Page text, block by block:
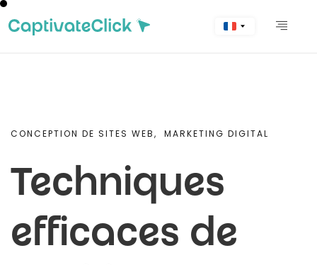
CONCEPTION DE SITES WEB, MARKETING DIGITAL
Techniques
efficaces de